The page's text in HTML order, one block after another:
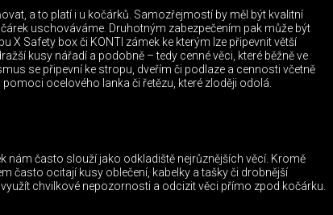
a to platí i u kočárků. Samozřejmostí by měl být kvalitní
uschováváme. Druhotným zabezpečením pak může být
X Safety box či KONTI zámek ke kterým lze připevnit větší
kusy nářadí a podobně – tedy cenné věci, které běžně ve
se připevní ke stropu, dveřím či podlaze a cennosti včetně
ocelového lanka či řetězu, které zloději odolá.
nám často slouží jako odkladiště nejrůznějších věcí. Kromě
často ocitají kusy oblečení, kabelky a tašky či drobnější
chvilkové nepozornosti a odcizit věci přímo zpod kočárku.